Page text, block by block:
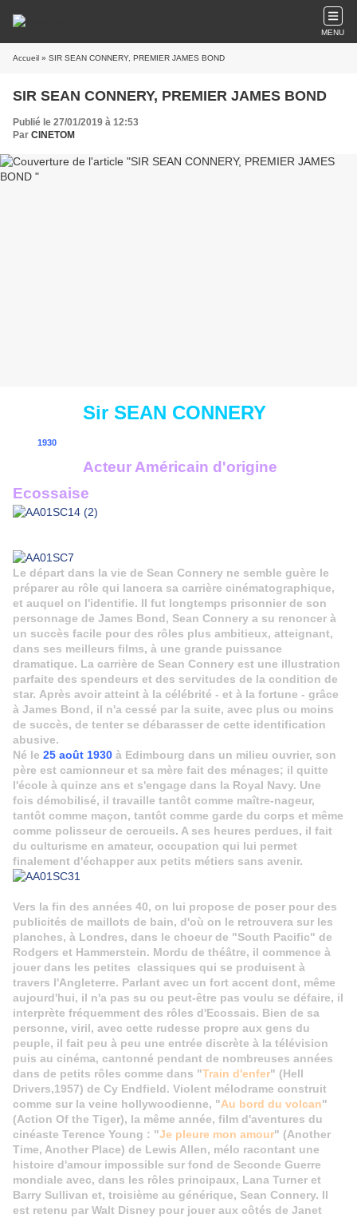
MENU
Accueil » SIR SEAN CONNERY, PREMIER JAMES BOND
SIR SEAN CONNERY, PREMIER JAMES BOND
Publié le 27/01/2019 à 12:53
Par CINETOM
Sir SEAN CONNERY
1930
Acteur Américain d'origine
Ecossaise
Le départ dans la vie de Sean Connery ne semble guère le
préparer au rôle qui lancera sa carrière cinématographique,
et auquel on l'identifie. Il fut longtemps prisonnier de son
personnage de James Bond, Sean Connery a su renoncer à
un succès facile pour des rôles plus ambitieux, atteignant,
dans ses meilleurs films, à une grande puissance
dramatique. La carrière de Sean Connery est une illustration
parfaite des spendeurs et des servitudes de la condition de
star. Après avoir atteint à la célébrité - et à la fortune - grâce
à James Bond, il n'a cessé par la suite, avec plus ou moins
de succès, de tenter se débarasser de cette identification
abusive.
Né le 25 août 1930 à Edimbourg dans un milieu ouvrier, son
père est camionneur et sa mère fait des ménages; il quitte
l'école à quinze ans et s'engage dans la Royal Navy. Une
fois démobilisé, il travaille tantôt comme maître-nageur,
tantôt comme maçon, tantôt comme garde du corps et même
comme polisseur de cercueils. A ses heures perdues, il fait
du culturisme en amateur, occupation qui lui permet
finalement d'échapper aux petits métiers sans avenir.
Vers la fin des années 40, on lui propose de poser pour des
publicités de maillots de bain, d'où on le retrouvera sur les
planches, à Londres, dans le choeur de "South Pacific" de
Rodgers et Hammerstein. Mordu de théâtre, il commence à
jouer dans les petites classiques qui se produisent à
travers l'Angleterre. Parlant avec un fort accent dont, même
aujourd'hui, il n'a pas su ou peut-être pas voulu se défaire, il
interprète fréquemment des rôles d'Ecossais. Bien de sa
personne, viril, avec cette rudesse propre aux gens du
peuple, il fait peu à peu une entrée discrète à la télévision
puis au cinéma, cantonné pendant de nombreuses années
dans de petits rôles comme dans "Train d'enfer" (Hell
Drivers,1957) de Cy Endfield. Violent mélodrame construit
comme sur la veine hollywoodienne, "Au bord du volcan"
(Action Of the Tiger), la même année, film d'aventures du
cinéaste Terence Young : "Je pleure mon amour" (Another
Time, Another Place) de Lewis Allen, mélo racontant une
histoire d'amour impossible sur fond de Seconde Guerre
mondiale avec, dans les rôles principaux, Lana Turner et
Barry Sullivan et, troisième au générique, Sean Connery. Il
est retenu par Walt Disney pour jouer aux côtés de Janet